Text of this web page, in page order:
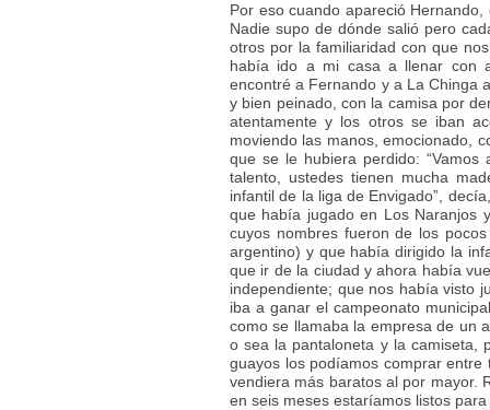
Por eso cuando apareció
Nadie supo de dónde salió pero
otros por la familiaridad con que
había ido a mi casa a llenar con
encontré a Fernando y a La Chinga
y bien peinado, con la camisa por
atentamente y los otros se iban
moviendo las manos, emocionado,
que se le hubiera perdido:
talento, ustedes tienen mucha
infantil de la liga de Envigado”,
que había jugado en Los Naranjos
cuyos nombres fueron de los
argentino) y que había dirigido la
que ir de la ciudad y ahora había
independiente; que nos había visto
iba a ganar el campeonato
como se llamaba la empresa de un
o sea la pantaloneta y la camiseta,
guayos los podíamos comprar
vendiera más baratos al por mayor.
en seis meses estaríamos listos